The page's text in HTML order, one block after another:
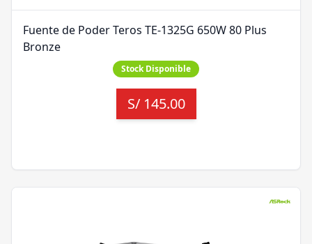
Fuente de Poder Teros TE-1325G 650W 80 Plus
Bronze
Stock Disponible
S/ 145.00